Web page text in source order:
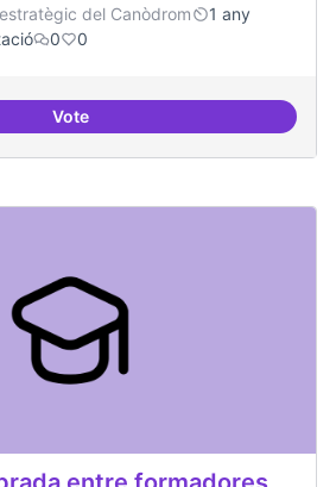
del Canòdrom
1 any
0 0
VoteFormacions en la